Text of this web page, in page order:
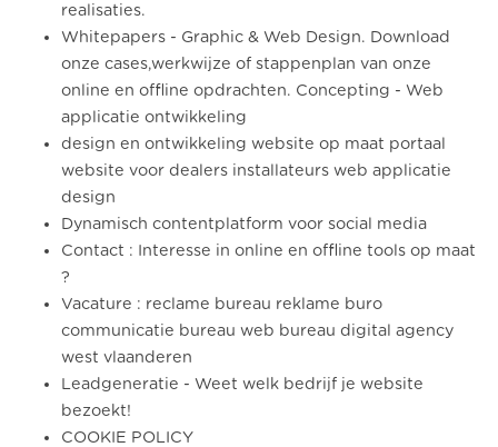
realisaties.
Whitepapers - Graphic & Web Design. Download
onze cases,werkwijze of stappenplan van onze
online en offline opdrachten. Concepting - Web
applicatie ontwikkeling
design en ontwikkeling website op maat portaal
website voor dealers installateurs web applicatie
design
Dynamisch contentplatform voor social media
Contact : Interesse in online en offline tools op maat
?
Vacature : reclame bureau reklame buro
communicatie bureau web bureau digital agency
west vlaanderen
Leadgeneratie - Weet welk bedrijf je website
bezoekt!
COOKIE POLICY